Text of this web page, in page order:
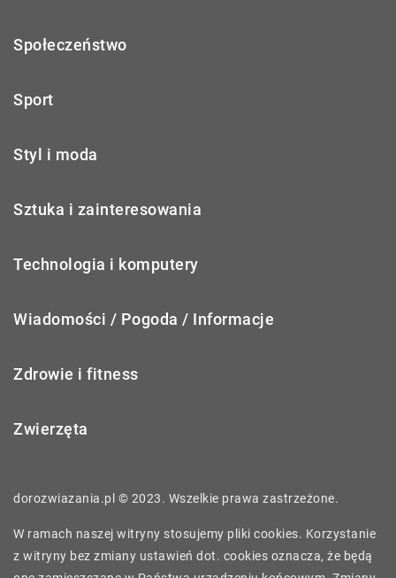
Społeczeństwo
Sport
Styl i moda
Sztuka i zainteresowania
Technologia i komputery
Wiadomości / Pogoda / Informacje
Zdrowie i fitness
Zwierzęta
dorozwiazania.pl © 2023. Wszelkie prawa zastrzeżone.
W ramach naszej witryny stosujemy pliki cookies. Korzystanie
z witryny bez zmiany ustawień dot. cookies oznacza, że będą